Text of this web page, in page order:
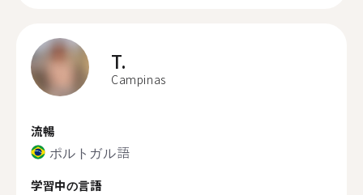
T.
Campinas
流暢
ポルトガル語
学習中の言語